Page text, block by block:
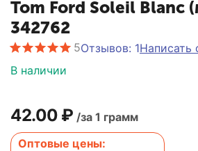
Tom Ford Soleil Blanc
342762
5Отзывов: 1Написать
В наличии
42.00 ₽ /за 1 грамм
Оптовые цены: